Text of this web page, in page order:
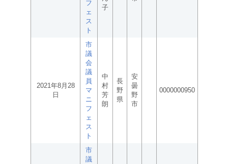
フ
ェ
ス
ト
子
2021年8月28
日
市
議
会
議
員
マ
ニ
フ
ェ
ス
ト
中
村
芳
朗
長
野
県
安
曇
野
市
0000000950
市
議